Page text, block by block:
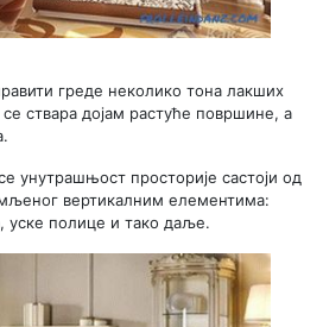
греде неколико тона лакших
ствара дојам растуће површине, а
унутрашњост просторије састоји од
вертикалним елементима:
уске полице и тако даље.